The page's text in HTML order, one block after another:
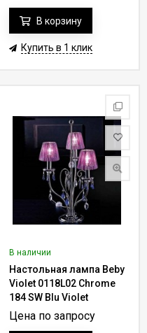
В корзину
Купить в 1 клик
В наличии
Настольная лампа Beby
Violet 0118L02 Chrome
184 SW Blu Violet
Цена по запросу